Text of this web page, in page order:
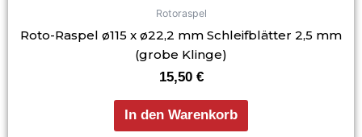
Rotoraspel
Roto-Raspel ø115 x ø22,2 mm Schleifblätter 2,5 mm
(grobe Klinge)
15,50 €
In den Warenkorb